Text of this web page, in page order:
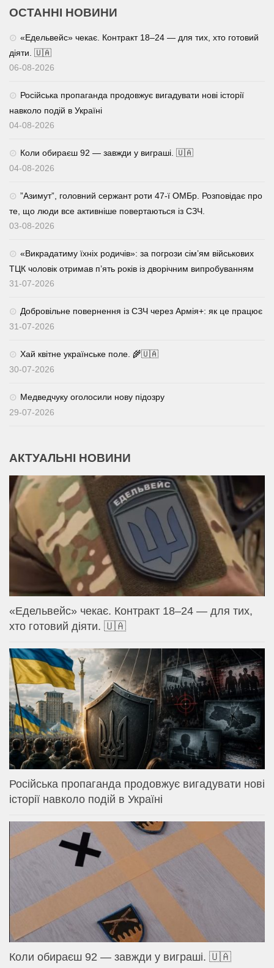
ОСТАННІ НОВИНИ
«Едельвейс» чекає. Контракт 18–24 — для тих, хто готовий
діяти. 🇺🇦
06-08-2026
Російська пропаганда продовжує вигадувати нові історії
навколо подій в Україні
04-08-2026
Коли обираєш 92 — завжди у виграші. 🇺🇦
04-08-2026
⁨”Азимут”, головний сержант роти 47-ї ОМБр. Розповідає про
те, що люди все активніше повертаються із СЗЧ.
03-08-2026
«Викрадатиму їхніх родичів»: за погрози сім’ям військових
ТЦК чоловік отримав п’ять років із дворічним випробуванням
31-07-2026
Добровільне повернення із СЗЧ через Армія+: як це працює
31-07-2026
Хай квітне українське поле. 🌾🇺🇦
30-07-2026
Медведчуку оголосили нову підозру
29-07-2026
АКТУАЛЬНІ НОВИНИ
«Едельвейс» чекає. Контракт 18–24 — для тих,
хто готовий діяти. 🇺🇦
Російська пропаганда продовжує вигадувати нові
історії навколо подій в Україні
Коли обираєш 92 — завжди у виграші. 🇺🇦